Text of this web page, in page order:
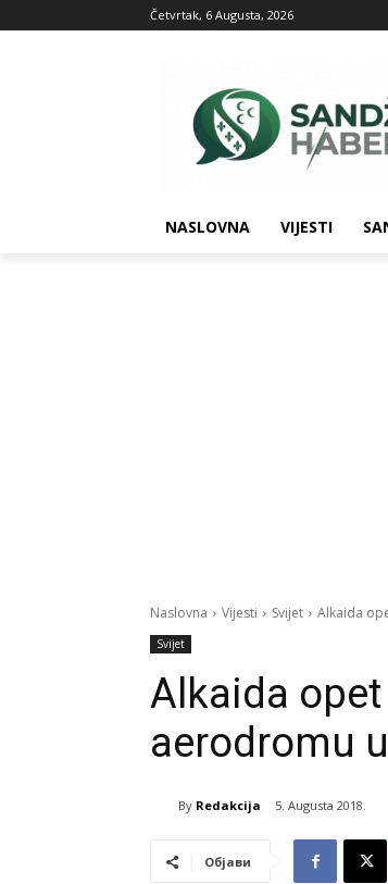
Četvrtak, 6 Augusta, 2026
NASLOVNA VIJESTI
Naslovna Vijesti Svijet Alkaida
Svijet
Alkaida
aerodromu
By Redakcija 5. Augusta 2018.
Објави